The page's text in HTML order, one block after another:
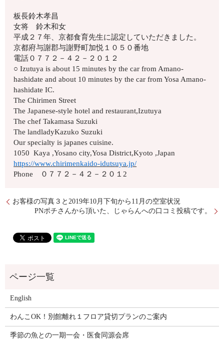
板長鈴木孝昌
女将 鈴木和女
平成２７年、京都食育先生に認定していただきました。
京都府与謝郡与謝野町加悦１０５０番地
電話０７７２－４２－２０１２
○ Izutuya is about 15 minutes by the car from Amano-
hashidate and about 10 minutes by the car from Yosa Amano-
hashidate IC.
The Chirimen Street
The Japanese-style hotel and restaurant,Izutuya
The chef Takamasa Suzuki
The landladyKazuko Suzuki
Our specialty is japanes cuisine.
1050 Kaya ,Yosano city,Yosa District,Kyoto ,Japan
https://www.chirimenkaido-idutsuya.jp/
Phone ０７７２－４２－２０１2
お客様の写真３と2019年10月下旬から11月の空室状況
PNポチさんから頂いた、じゃらんへの口コミ投稿です。
English
わんこOK！別館離れ１フロア貸切プランのご案内
季節の魚との一期一会・医食同源会席